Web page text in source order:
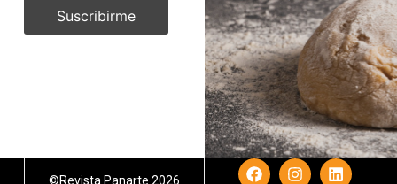
©Revista Panarte 2026